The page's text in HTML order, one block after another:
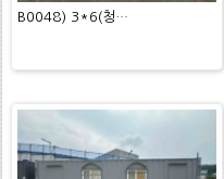
B0048) 3*6(청…